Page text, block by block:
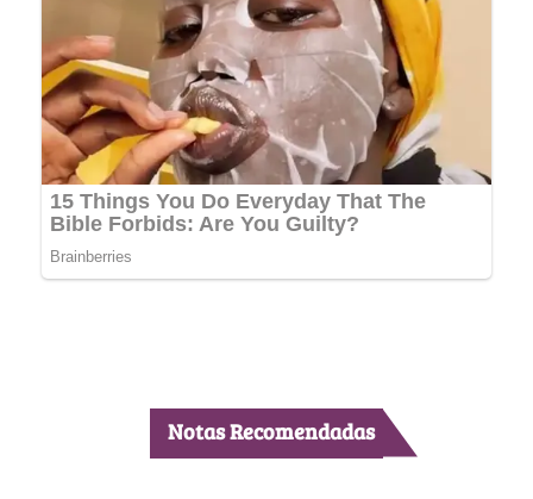
Notas Recomendadas